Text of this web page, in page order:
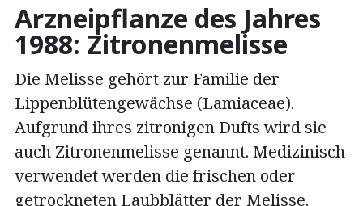
Arzneipflanze des Jahres
1988: Zitronenmelisse
Die Melisse gehört zur Familie der
Lippenblütengewächse (Lamiaceae).
Aufgrund ihres zitronigen Dufts wird sie
auch Zitronenmelisse genannt. Medizinisch
verwendet werden die frischen oder
getrockneten Laubblätter der Melisse.